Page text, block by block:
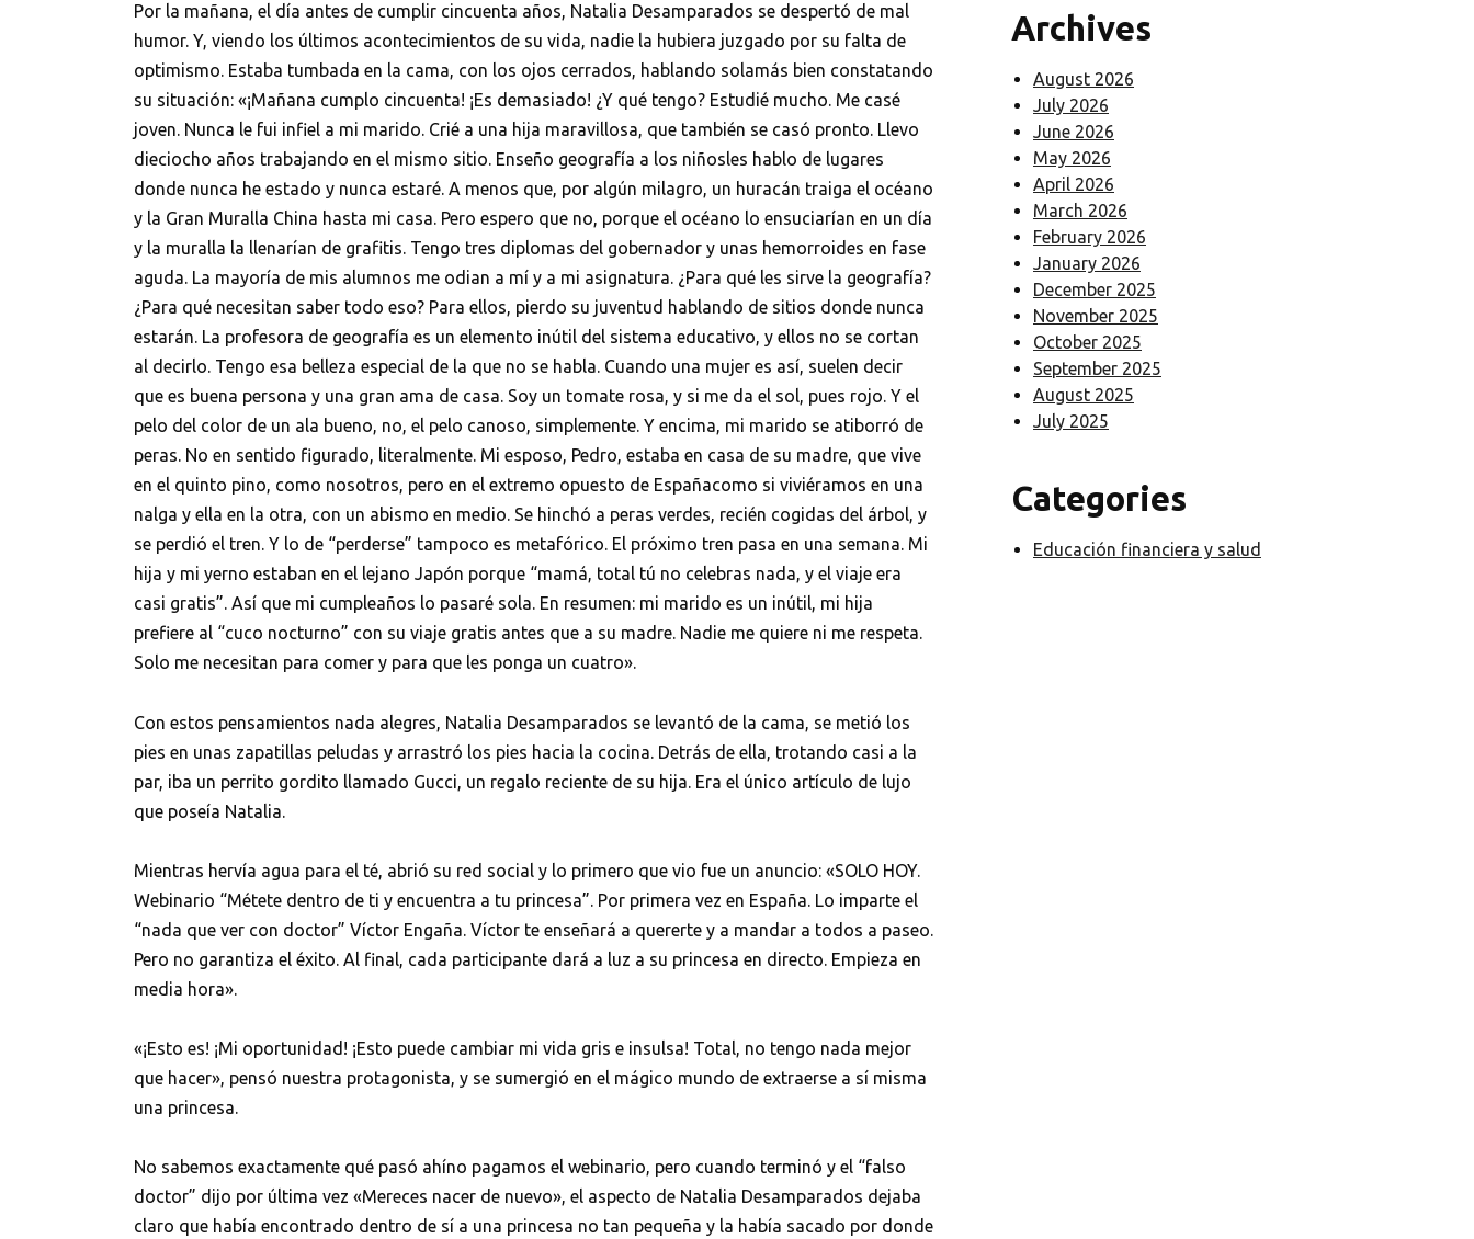
Por la mañana, el día antes de cumplir cincuenta años, Natalia Desamparados se despertó de mal
humor. Y, viendo los últimos acontecimientos de su vida, nadie la hubiera juzgado por su falta de
optimismo. Estaba tumbada en la cama, con los ojos cerrados, hablando solamás bien constatando
su situación: «¡Mañana cumplo cincuenta! ¡Es demasiado! ¿Y qué tengo? Estudié mucho. Me casé
joven. Nunca le fui infiel a mi marido. Crié a una hija maravillosa, que también se casó pronto. Llevo
dieciocho años trabajando en el mismo sitio. Enseño geografía a los niñosles hablo de lugares
donde nunca he estado y nunca estaré. A menos que, por algún milagro, un huracán traiga el océano
y la Gran Muralla China hasta mi casa. Pero espero que no, porque el océano lo ensuciarían en un día
y la muralla la llenarían de grafitis. Tengo tres diplomas del gobernador y unas hemorroides en fase
aguda. La mayoría de mis alumnos me odian a mí y a mi asignatura. ¿Para qué les sirve la geografía?
¿Para qué necesitan saber todo eso? Para ellos, pierdo su juventud hablando de sitios donde nunca
estarán. La profesora de geografía es un elemento inútil del sistema educativo, y ellos no se cortan
al decirlo. Tengo esa belleza especial de la que no se habla. Cuando una mujer es así, suelen decir
que es buena persona y una gran ama de casa. Soy un tomate rosa, y si me da el sol, pues rojo. Y el
pelo del color de un ala bueno, no, el pelo canoso, simplemente. Y encima, mi marido se atiborró de
peras. No en sentido figurado, literalmente. Mi esposo, Pedro, estaba en casa de su madre, que vive
en el quinto pino, como nosotros, pero en el extremo opuesto de Españacomo si viviéramos en una
nalga y ella en la otra, con un abismo en medio. Se hinchó a peras verdes, recién cogidas del árbol, y
se perdió el tren. Y lo de “perderse” tampoco es metafórico. El próximo tren pasa en una semana. Mi
hija y mi yerno estaban en el lejano Japón porque “mamá, total tú no celebras nada, y el viaje era
casi gratis”. Así que mi cumpleaños lo pasaré sola. En resumen: mi marido es un inútil, mi hija
prefiere al “cuco nocturno” con su viaje gratis antes que a su madre. Nadie me quiere ni me respeta.
Solo me necesitan para comer y para que les ponga un cuatro».
Con estos pensamientos nada alegres, Natalia Desamparados se levantó de la cama, se metió los
pies en unas zapatillas peludas y arrastró los pies hacia la cocina. Detrás de ella, trotando casi a la
par, iba un perrito gordito llamado Gucci, un regalo reciente de su hija. Era el único artículo de lujo
que poseía Natalia.
Mientras hervía agua para el té, abrió su red social y lo primero que vio fue un anuncio: «SOLO HOY.
Webinario “Métete dentro de ti y encuentra a tu princesa”. Por primera vez en España. Lo imparte el
“nada que ver con doctor” Víctor Engaña. Víctor te enseñará a quererte y a mandar a todos a paseo.
Pero no garantiza el éxito. Al final, cada participante dará a luz a su princesa en directo. Empieza en
media hora».
«¡Esto es! ¡Mi oportunidad! ¡Esto puede cambiar mi vida gris e insulsa! Total, no tengo nada mejor
que hacer», pensó nuestra protagonista, y se sumergió en el mágico mundo de extraerse a sí misma
una princesa.
No sabemos exactamente qué pasó ahíno pagamos el webinario, pero cuando terminó y el “falso
doctor” dijo por última vez «Mereces nacer de nuevo», el aspecto de Natalia Desamparados dejaba
claro que había encontrado dentro de sí a una princesa no tan pequeña y la había sacado por donde
Archives
August 2026
July 2026
June 2026
May 2026
April 2026
March 2026
February 2026
January 2026
December 2025
November 2025
October 2025
September 2025
August 2025
July 2025
Categories
Educación financiera y salud